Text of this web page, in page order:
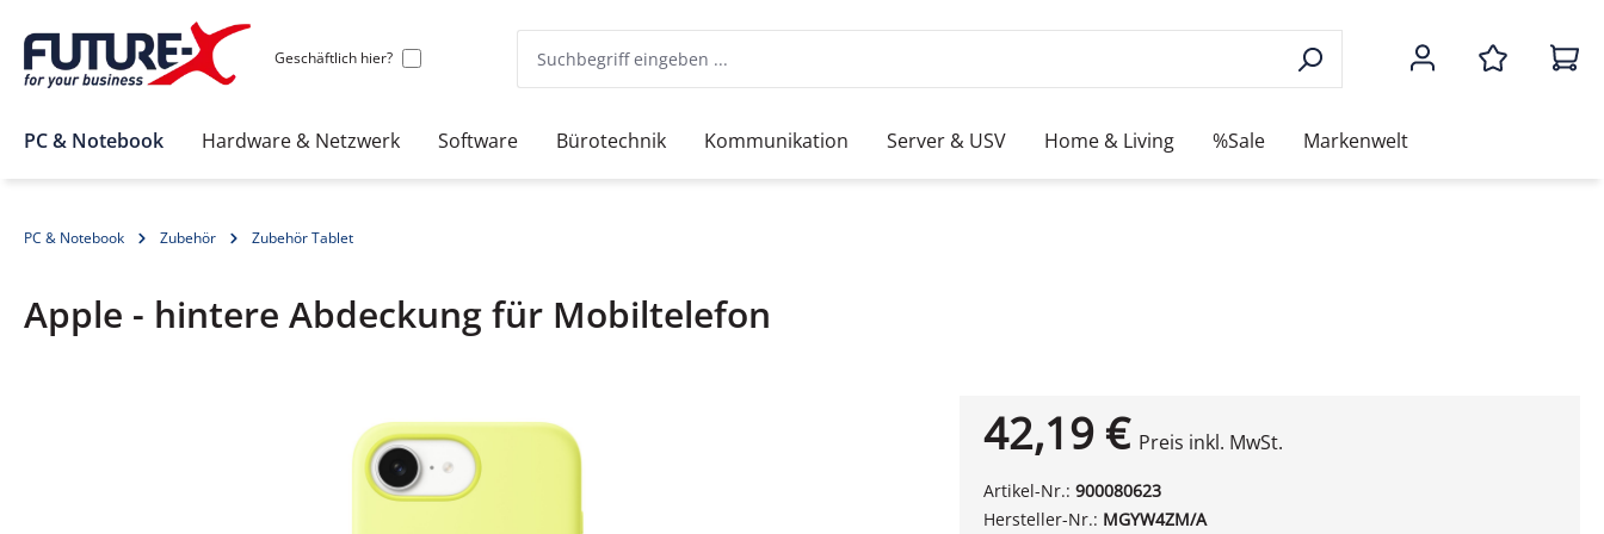
Geschäftlich hier?
PC & Notebook Hardware & Netzwerk Software Bürotechnik Kommunikation Server & USV Home & Living %Sale Markenwelt
PC & Notebook Zubehör Zubehör Tablet
Apple - hintere Abdeckung für Mobiltelefon
42,19 € Preis inkl. MwSt.
Artikel-Nr.: 900080623
Hersteller-Nr.: MGYW4ZM/A